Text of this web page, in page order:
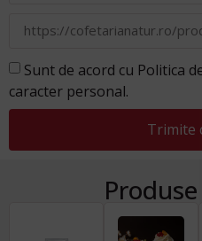
Sunt de acord cu Politica
caracter personal.
Trimite